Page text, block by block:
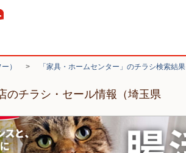
） > 「家具・ホームセンター」のチラシ検索結果
のチラシ・セール情報（埼玉県